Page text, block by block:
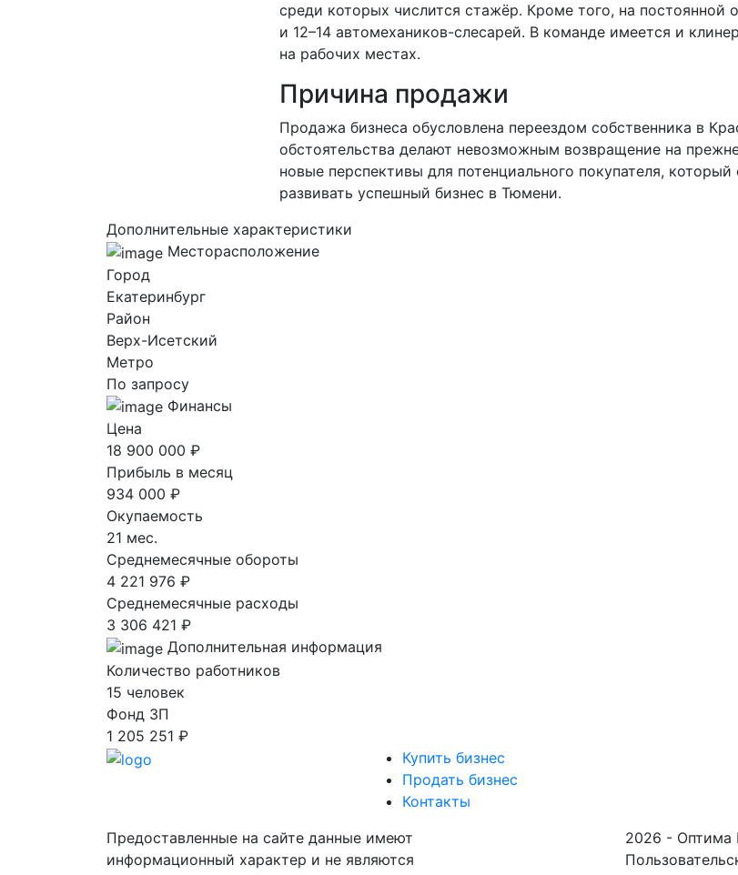
среди которых числится стажёр. Кроме того, на постоянной
и 12–14 автомехаников-слесарей. В команде имеется и
на рабочих местах.
Причина продажи
Продажа бизнеса обусловлена переездом собственника в
обстоятельства делают невозможным возвращение на
новые перспективы для потенциального покупателя,
развивать успешный бизнес в Тюмени.
Дополнительные характеристики
Месторасположение
Город
Екатеринбург
Район
Верх-Исетский
Метро
По запросу
Финансы
Цена
18 900 000 ₽
Прибыль в месяц
934 000 ₽
Окупаемость
21 мес.
Среднемесячные обороты
4 221 976 ₽
Среднемесячные расходы
3 306 421 ₽
Дополнительная информация
Количество работников
15 человек
Фонд ЗП
1 205 251 ₽
Купить бизнес
Продать бизнес
Контакты
Предоставленные на сайте данные имеют
информационный характер и не являются
2026 - Оптима